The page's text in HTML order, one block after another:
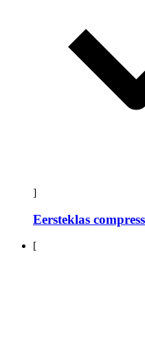
]
Eersteklas
[